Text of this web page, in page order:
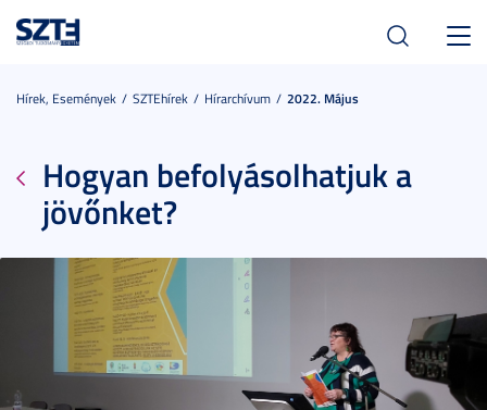
Hírek, Események SZTEhírek Hírarchívum 2022. Május
Hogyan befolyásolhatjuk a
jövőnket?